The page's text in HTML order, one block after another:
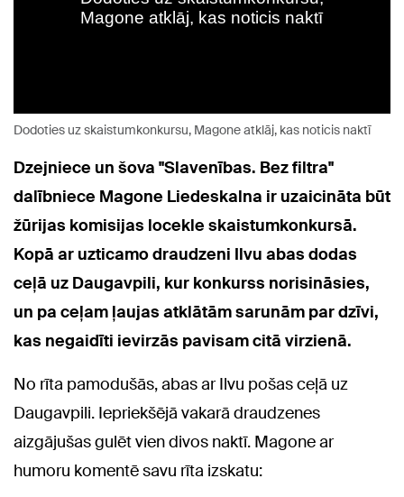
Dodoties uz skaistumkonkursu, Magone atklāj, kas noticis naktī
Dzejniece un šova "Slavenības. Bez filtra"
dalībniece Magone Liedeskalna ir uzaicināta būt
žūrijas komisijas locekle skaistumkonkursā.
Kopā ar uzticamo draudzeni Ilvu abas dodas
ceļā uz Daugavpili, kur konkurss norisināsies,
un pa ceļam ļaujas atklātām sarunām par dzīvi,
kas negaidīti ievirzās pavisam citā virzienā.
No rīta pamodušās, abas ar Ilvu pošas ceļā uz
Daugavpili. Iepriekšējā vakarā draudzenes
aizgājušas gulēt vien divos naktī. Magone ar
humoru komentē savu rīta izskatu: